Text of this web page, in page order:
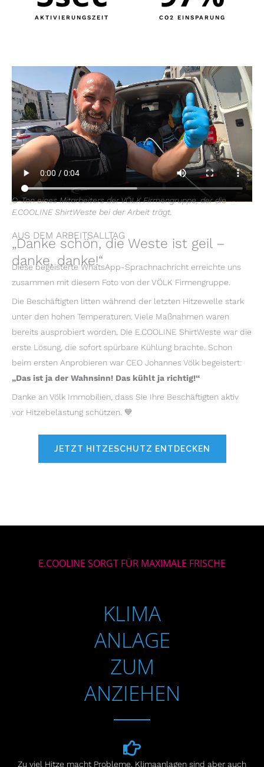
AKTIVIERUNGSZEIT CO2 EINSPARUNG
O-Ton eines Mitarbeiters der VÖLK Firmengruppe, der die
E.COOLINE ShirtWeste bei der Arbeit trägt.
AUS DEM ARBEITSALLTAG
„Danke schön, die Weste ist geil –
danke, danke!“
Diese begeisterte WhatsApp-Sprachnachricht erreichte uns
zusammen mit diesem Foto von der VÖLK Firmengruppe.
Die Beschäftigten litten während der letzten Hitzewelle stark
unter den hohen Temperaturen. Viele Maßnahmen waren
bereits ausprobiert worden. Die E.COOLINE ShirtWeste war die
erste Lösung, die sofort spürbare Kühlung brachte. Schon
beim ersten Anprobieren war CEO Johannes Völk begeistert:
„Das ist ja der Wahnsinn! Das kühlt ja richtig!“
Danke an Völk Immobilien, dass Sie Ihre Beschäftigten aktiv
vor Hitzebelastung schützen. 💙
JETZT HITZESCHUTZ ENTDECKEN
E.COOLINE SORGT FÜR MAXIMALE FRISCHE
KLIMA
ANLAGE
ZUM
ANZIEHEN
Zu viel Hitze macht Probleme. Klimaanlagen sind aber auch